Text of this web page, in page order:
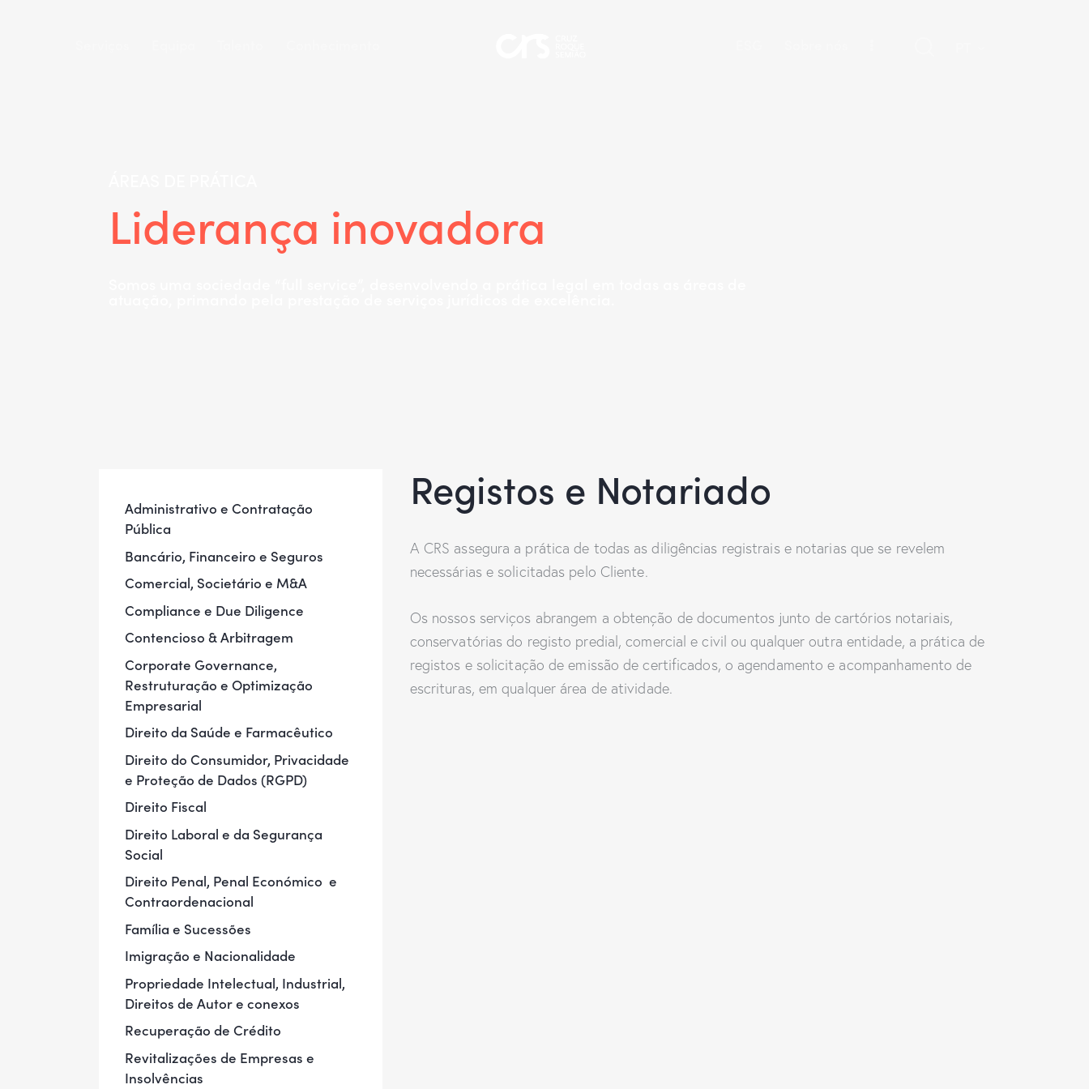
Liderança inovadora
Registos e Notariado
A CRS assegura a prática de todas as diligências registrais e notarias que se revelem
necessárias e solicitadas pelo Cliente.
Os nossos serviços abrangem a obtenção de documentos junto de cartórios notariais,
conservatórias do registo predial, comercial e civil ou qualquer outra entidade, a prática de
registos e solicitação de emissão de certificados, o agendamento e acompanhamento de
escrituras, em qualquer área de atividade.
Administrativo e Contratação
Pública
Bancário, Financeiro e Seguros
Comercial, Societário e M&A
Compliance e Due Diligence
Contencioso & Arbitragem
Corporate Governance,
Restruturação e Optimização
Empresarial
Direito da Saúde e Farmacêutico
Direito do Consumidor, Privacidade
e Proteção de Dados (RGPD)
Direito Fiscal
Direito Laboral e da Segurança
Social
Direito Penal, Penal Económico e
Contraordenacional
Família e Sucessões
Imigração e Nacionalidade
Propriedade Intelectual, Industrial,
Direitos de Autor e conexos
Recuperação de Crédito
Revitalizações de Empresas e
Insolvências